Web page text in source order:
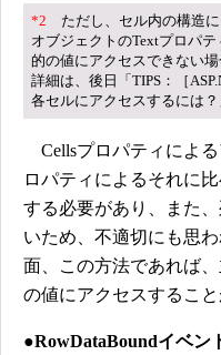
*2 ただし、セル内の構造
オブジェクトのTextプロパ
的の値にアクセスできない
詳細は、後日「TIPS：［
各セルにアクセスするには？
Cellsプロパティによる
ロパティによるそれに
する必要があり、また
いため、不適切にも思
面、この方法であれば
の値にアクセスすること
●RowDataBoundイベン